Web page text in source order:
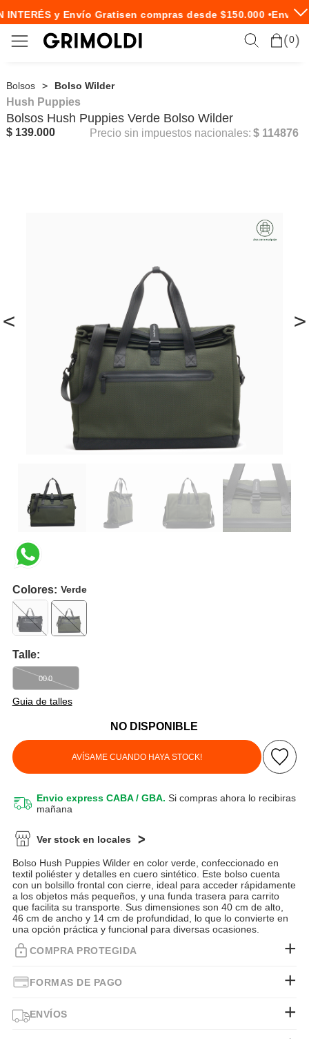
y Envío Gratisen compras desde $150.000 • Envío
0
Bolsos Bolso Wilder
< >
Hush Puppies
Bolsos Hush Puppies Verde Bolso Wilder
$ 139.000 Precio sin impuestos nacionales: $ 114876
Colores: Verde
Talle:
Guia de talles
00.0
NO DISPONIBLE
AVÍSAME CUANDO HAYA STOCK!
Envio express CABA / GBA. Si compras ahora lo recibiras
mañana
Ver stock en locales
Bolso Hush Puppies Wilder en color verde, confeccionado en
textil poliéster y detalles en cuero sintético. Este bolso cuenta
con un bolsillo frontal con cierre, ideal para acceder rápidamente
a los objetos más pequeños, y una funda trasera para carrito
que facilita su transporte. Sus dimensiones son 40 cm de alto,
46 cm de ancho y 14 cm de profundidad, lo que lo convierte en
una opción práctica y funcional para diversas ocasiones.
COMPRA PROTEGIDA
FORMAS DE PAGO
ENVÍOS